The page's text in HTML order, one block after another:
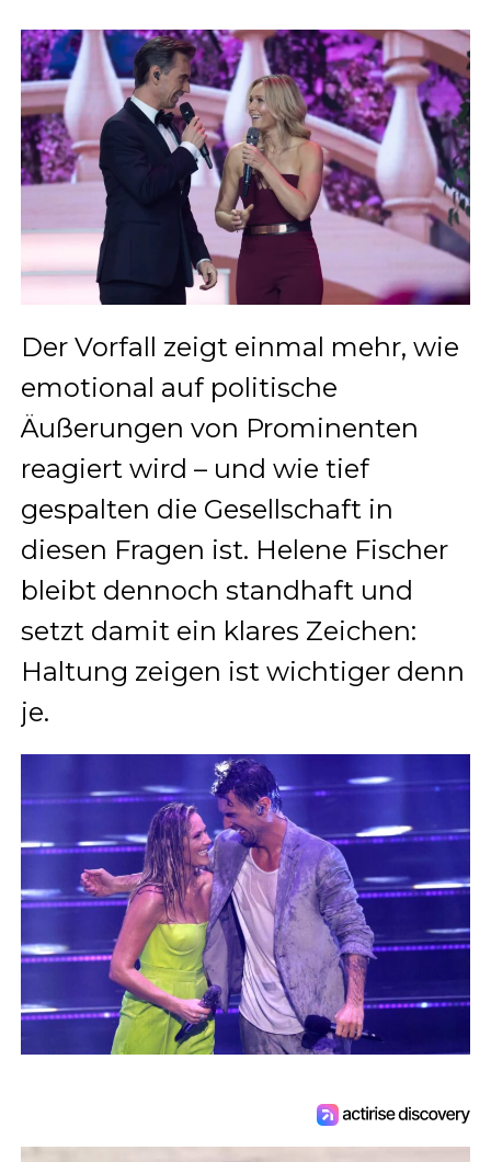
Der Vorfall zeigt einmal mehr, wie
emotional auf politische
Äußerungen von Prominenten
reagiert wird – und wie tief
gespalten die Gesellschaft in
diesen Fragen ist. Helene Fischer
bleibt dennoch standhaft und
setzt damit ein klares Zeichen:
Haltung zeigen ist wichtiger denn
je.